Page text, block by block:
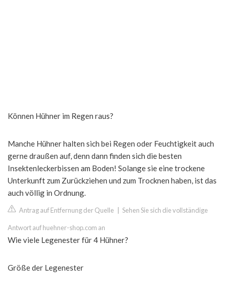
Können Hühner im Regen raus?
Manche Hühner halten sich bei Regen oder Feuchtigkeit auch
gerne draußen auf, denn dann finden sich die besten
Insektenleckerbissen am Boden! Solange sie eine trockene
Unterkunft zum Zurückziehen und zum Trocknen haben, ist das
auch völlig in Ordnung.
Antrag auf Entfernung der Quelle Sehen Sie sich die vollständige
Antwort auf huehner-shop.com an
Wie viele Legenester für 4 Hühner?
Größe der Legenester